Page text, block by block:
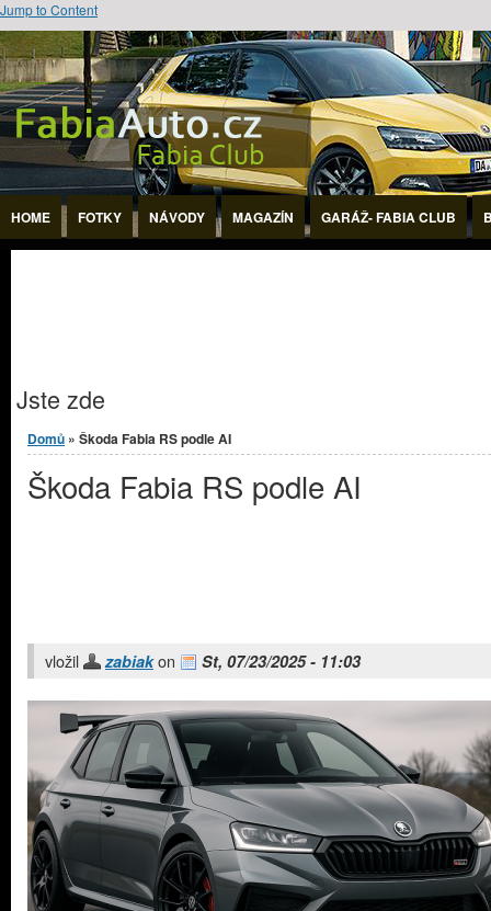
Jump to Content
HOME FOTKY NÁVODY MAGAZÍN GARÁŽ- FABIA CLUB
Jste zde
Domů » Škoda Fabia RS podle AI
Škoda Fabia RS podle AI
vložil zabiakon St, 07/23/2025 - 11:03